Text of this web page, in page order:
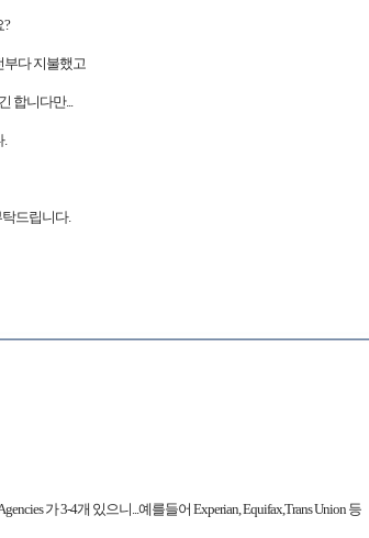
?
부다 지불했고
합니다만...
.
탁드립니다.
가 3-4개 있으니...예를들어 Experian, Equifax,Trans Union 등